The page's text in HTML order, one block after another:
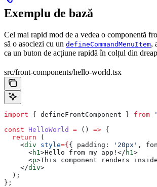
Exemplu de bază
Cel mai rapid mod de a vedea o componentă
să o asociezi cu un defineCommandMenuItem,
ca un buton de acțiune rapidă în colțul din
src/front-components/hello-world.tsx
import { defineFrontComponent } from
const HelloWorld = () => {
  return
(
    <
div style={{ padding: '20px' ,
      <
h1 >Hello from my app! </ h1 >
      <
p>This component renders
    </
div>
  );
};